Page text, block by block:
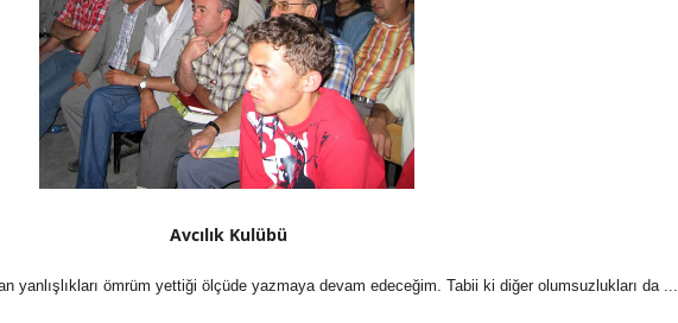
Avcılık Kulübü
yanlışlıkları ömrüm yettiği ölçüde yazmaya devam edeceğim. Tabii ki diğer olumsuzlukları da ...